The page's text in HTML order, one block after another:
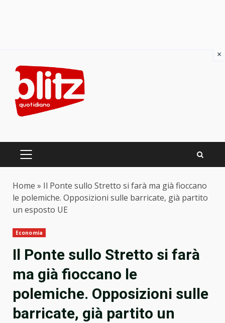
content
PRIMARY
Home » Il Ponte sullo Stretto si farà ma già fioccano
le polemiche. Opposizioni sulle barricate, già partito
un esposto UE
Economia
Il Ponte sullo Stretto si farà
ma già fioccano le
polemiche. Opposizioni sulle
barricate, già partito un
×